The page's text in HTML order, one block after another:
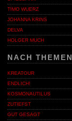
TIMO WUERZ
JOHANNA KRINS
DELVA
HOLGER MUCH
NACH THEMEN
KREATOUR
ENDLICH!
KOSMONAUTILUS
ZUTIEFST
GUT GESAGT